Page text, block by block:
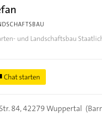
und Landschaftsbau
Chat starten
84,42279 Wuppertal